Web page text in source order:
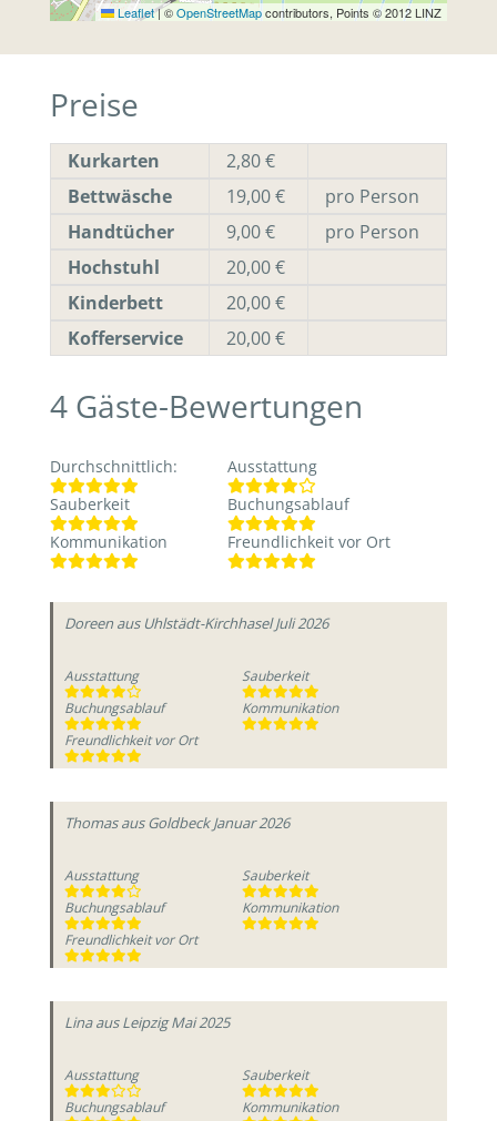
Leaflet|©OpenStreetMapcontributors, Points © 2012 LINZ
Preise
Kurkarten
2,80 €
Bettwäsche
19,00 €
pro Person
Handtücher
9,00 €
pro Person
Hochstuhl
20,00 €
Kinderbett
20,00 €
Kofferservice
20,00 €
4 Gäste-Bewertungen
Durchschnittlich:
Ausstattung
Sauberkeit
Buchungsablauf
Kommunikation
Freundlichkeit vor Ort
Doreen aus Uhlstädt-Kirchhasel Juli 2026
Ausstattung
Sauberkeit
Buchungsablauf
Kommunikation
Freundlichkeit vor Ort
Thomasaus Goldbeck Januar 2026
Ausstattung
Sauberkeit
Buchungsablauf
Kommunikation
Freundlichkeit vor Ort
Linaaus Leipzig Mai 2025
Ausstattung
Sauberkeit
Buchungsablauf
Kommunikation